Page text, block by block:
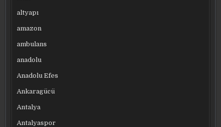
altyapı
amazon
ambulans
anadolu
Anadolu Efes
Ankaragücü
Antalya
Antalyaspor